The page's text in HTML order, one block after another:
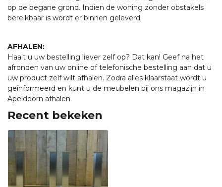
op de begane grond. Indien de woning zonder obstakels
bereikbaar is wordt er binnen geleverd.
AFHALEN:
Haalt u uw bestelling liever zelf op? Dat kan! Geef na het
afronden van uw online of telefonische bestelling aan dat u
uw product zelf wilt afhalen. Zodra alles klaarstaat wordt u
geïnformeerd en kunt u de meubelen bij ons magazijn in
Apeldoorn afhalen.
Recent bekeken